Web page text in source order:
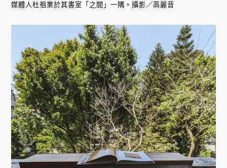
媒體人杜祖業於其書室「之間」一隅。攝影／高麗音